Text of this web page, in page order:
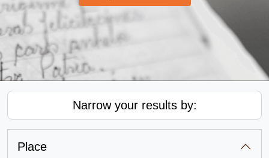
Narrow your results by:
Place